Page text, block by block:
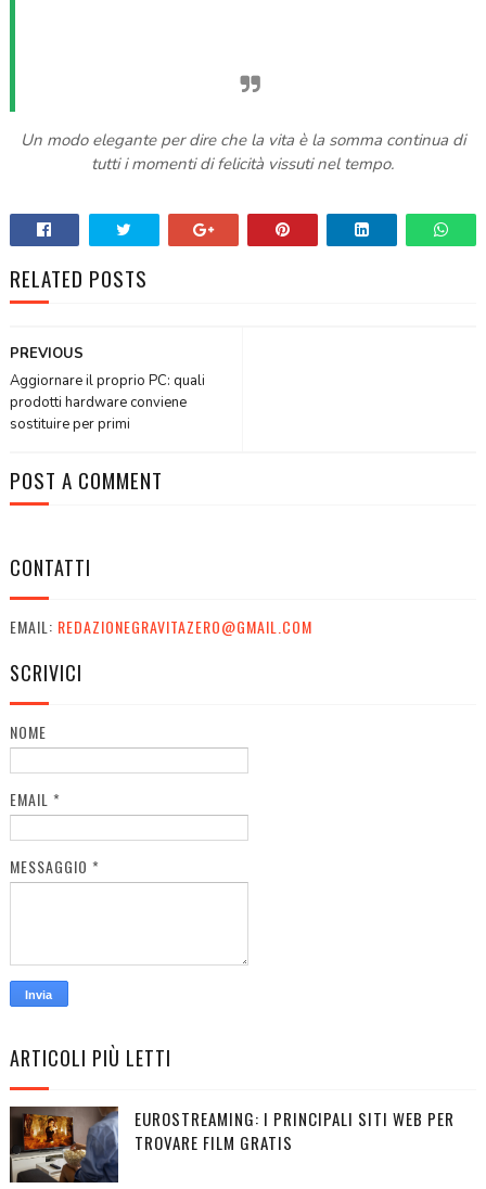
Un modo elegante per dire che la vita è la somma continua di
tutti i momenti di felicità vissuti nel tempo.
RELATED POSTS
PREVIOUS
Aggiornare il proprio PC: quali
prodotti hardware conviene
sostituire per primi
POST A COMMENT
CONTATTI
EMAIL: REDAZIONEGRAVITAZERO@GMAIL.COM
SCRIVICI
NOME
EMAIL *
MESSAGGIO *
ARTICOLI PIÙ LETTI
EUROSTREAMING: I PRINCIPALI SITI WEB PER
TROVARE FILM GRATIS